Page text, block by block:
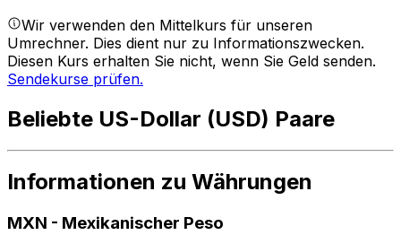
Wir verwenden den Mittelkurs für unseren
Umrechner. Dies dient nur zu Informationszwecken.
Diesen Kurs erhalten Sie nicht, wenn Sie Geld senden.
Sendekurse prüfen.
Beliebte US-Dollar (USD) Paare
Informationen zu Währungen
MXN - Mexikanischer Peso